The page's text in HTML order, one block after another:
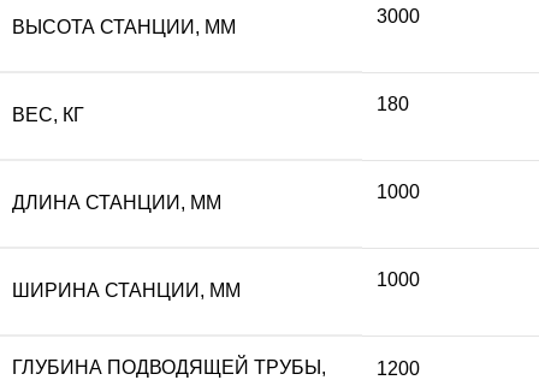
ВЫСОТА СТАНЦИИ, ММ
3000
ВЕС, КГ
180
ДЛИНА СТАНЦИИ, ММ
1000
ШИРИНА СТАНЦИИ, ММ
1000
ГЛУБИНА ПОДВОДЯЩЕЙ ТРУБЫ,
1200